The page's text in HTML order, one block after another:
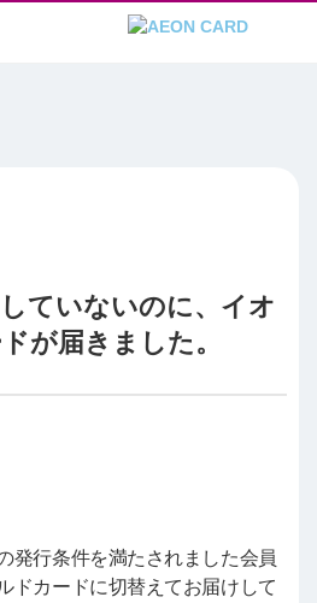
ていないのに、イオ
が届きました。
発行条件を満たされました会員
ドカードに切替えてお届けして